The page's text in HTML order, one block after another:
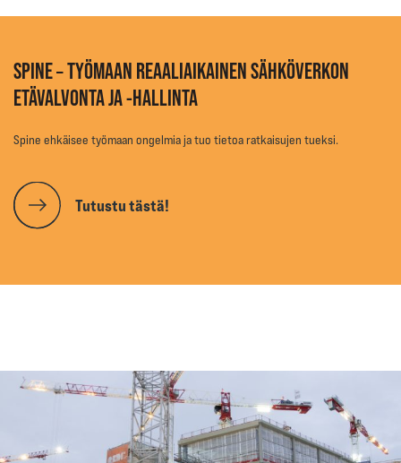
SPINE – TYÖMAAN REAALIAIKAINEN SÄHKÖVERKON
ETÄVALVONTA JA -HALLINTA
Spine ehkäisee työmaan ongelmia ja tuo tietoa ratkaisujen tueksi.
Tutustu tästä!